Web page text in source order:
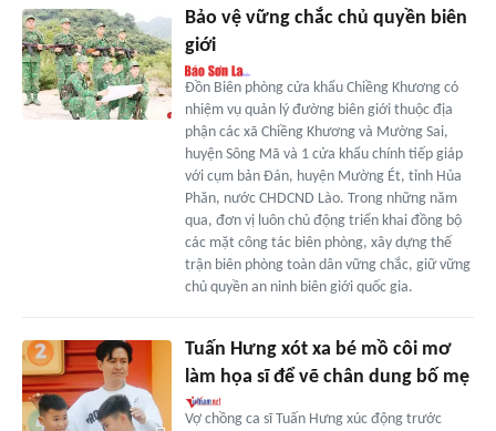
Bảo vệ vững chắc chủ quyền biên
giới
Đồn Biên phòng cửa khẩu Chiềng Khương có
nhiệm vụ quản lý đường biên giới thuộc địa
phận các xã Chiềng Khương và Mường Sai,
huyện Sông Mã và 1 cửa khẩu chính tiếp giáp
với cụm bản Đán, huyện Mường Ét, tỉnh Hủa
Phăn, nước CHDCND Lào. Trong những năm
qua, đơn vị luôn chủ động triển khai đồng bộ
các mặt công tác biên phòng, xây dựng thế
trận biên phòng toàn dân vững chắc, giữ vững
chủ quyền an ninh biên giới quốc gia.
Tuấn Hưng xót xa bé mồ côi mơ
làm họa sĩ để vẽ chân dung bố mẹ
Vợ chồng ca sĩ Tuấn Hưng xúc động trước